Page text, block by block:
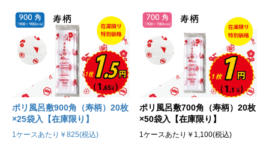
ポリ風呂敷900角（寿柄）20枚
×25袋入【在庫限り】
1ケースあたり￥825(税込)
ポリ風呂敷700角（寿柄）20枚
×50袋入【在庫限り】
1ケースあたり￥1,100(税込)